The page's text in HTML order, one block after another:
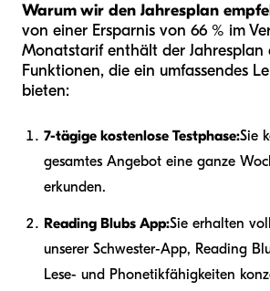
Warum wir den Jahresplan
von einer Ersparnis von 66 % im
Monatstarif enthält der Jahresplan
Funktionen, die ein umfassendes
bieten:
7-tägige kostenlose Testphase:Sie
gesamtes Angebot eine ganze
erkunden.
Reading Blubs App:Sie erhalten
unserer Schwester-App, Reading
Lese- und Phonetikfähigkeiten